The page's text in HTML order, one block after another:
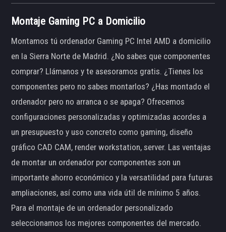
Montaje Gaming PC a Domicilio
Montamos tú ordenador Gaming PC Intel AMD a domicilio
en la Sierra Norte de Madrid. ¿No sabes que componentes
comprar? Llámanos y te asesoramos gratis. ¿Tienes los
componentes pero no sabes montarlos? ¿Has montado el
ordenador pero no arranca o se apaga? Ofrecemos
configuraciones personalizadas y optimizadas acordes a
un presupuesto y uso concreto como gaming, diseño
gráfico CAD CAM, render workstation, server. Las ventajas
de montar un ordenador por componentes son un
importante ahorro económico y la versatilidad para futuras
ampliaciones, así como una vida útil de mínimo 5 años.
Para el montaje de un ordenador personalizado
seleccionamos los mejores componentes del mercado.